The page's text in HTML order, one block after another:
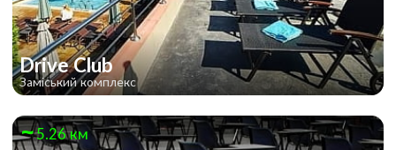
Drive Club
Заміський комплекс
5.26 км